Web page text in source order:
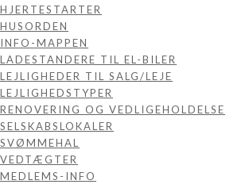
HJERTESTARTER
HUSORDEN
INFO-MAPPEN
LADESTANDERE TIL EL-BILER
LEJLIGHEDER TIL SALG/LEJE
LEJLIGHEDSTYPER
RENOVERING OG VEDLIGEHOLDELSE
SELSKABSLOKALER
SVØMMEHAL
VEDTÆGTER
MEDLEMS-INFO